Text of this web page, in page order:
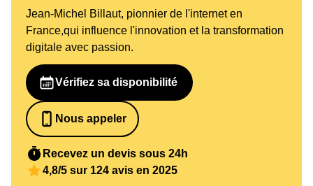
Jean-Michel Billaut, pionnier de l'internet en
France,qui influence l'innovation et la transformation
digitale avec passion.
Vérifiez sa disponibilité
Nous appeler
0652698481
Recevez un devis sous 24h
4,8/5 sur 124 avis en 2025